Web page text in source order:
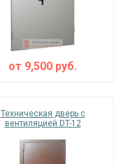
от 9,500 руб.
Техническая дверь с
вентиляцией DT-12